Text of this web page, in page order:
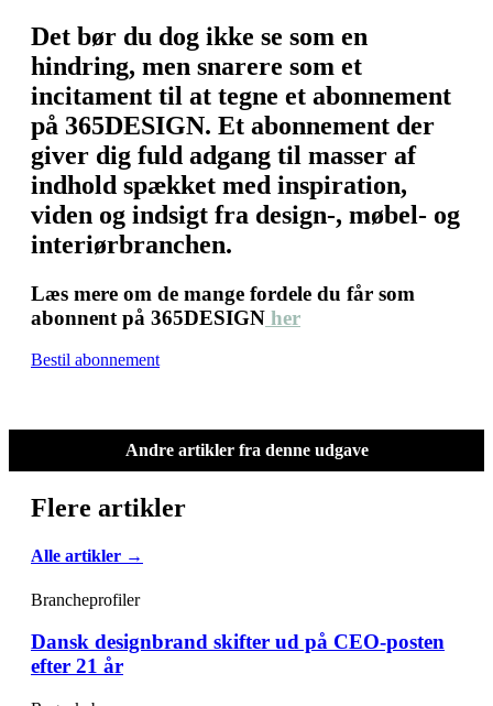
Det bør du dog ikke se som en
hindring, men snarere som et
incitament til at tegne et abonnement
på 365DESIGN. Et abonnement der
giver dig fuld adgang til masser af
indhold spækket med inspiration,
viden og indsigt fra design-, møbel- og
interiørbranchen.
Læs mere om de mange fordele du får som
abonnent på 365DESIGN her
Bestil abonnement
Andre artikler fra denne udgave
Flere artikler
Alle artikler →
Brancheprofiler
Dansk designbrand skifter ud på CEO-posten
efter 21 år